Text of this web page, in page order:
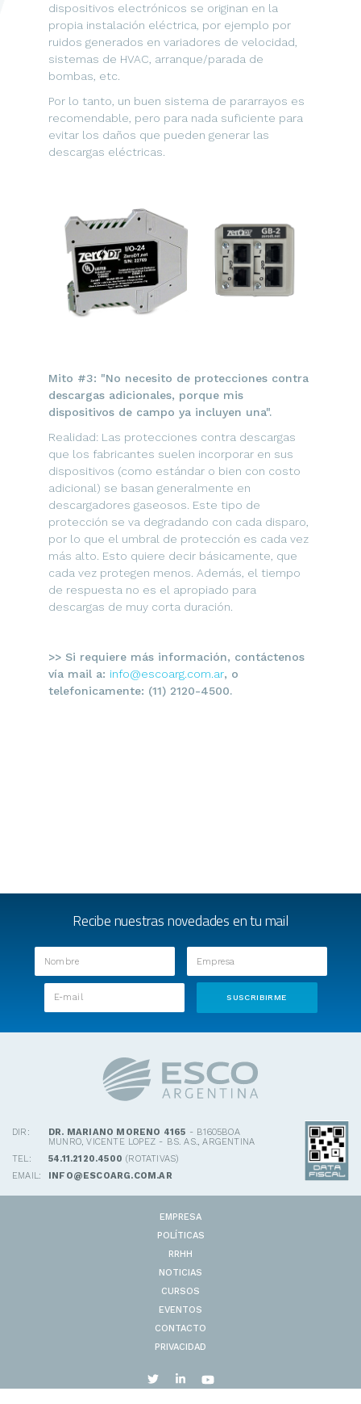
dispositivos electrónicos se originan en la
propia instalación eléctrica, por ejemplo por
ruidos generados en variadores de velocidad,
sistemas de HVAC, arranque/parada de
bombas, etc.
Por lo tanto, un buen sistema de pararrayos es
recomendable, pero para nada suficiente para
evitar los daños que pueden generar las
descargas eléctricas.
Mito #3: "No necesito de protecciones contra
descargas adicionales, porque mis
dispositivos de campo ya incluyen una".
Realidad: Las protecciones contra descargas
que los fabricantes suelen incorporar en sus
dispositivos (como estándar o bien con costo
adicional) se basan generalmente en
descargadores gaseosos. Este tipo de
protección se va degradando con cada disparo,
por lo que el umbral de protección es cada vez
más alto. Esto quiere decir básicamente, que
cada vez protegen menos. Además, el tiempo
de respuesta no es el apropiado para
descargas de muy corta duración.
>> Si requiere más información, contáctenos
vía mail a: info@escoarg.com.ar, o
telefonicamente: (11) 2120-4500.
Recibe nuestras novedades en tu mail
DIR: DR. MARIANO MORENO 4165 - B1605BOA
MUNRO, VICENTE LOPEZ - BS. AS., ARGENTINA
TEL:
54.11.2120.4500 (ROTATIVAS)
EMAIL:
INFO@ESCOARG.COM.AR
EMPRESA
POLÍTICAS
RRHH
NOTICIAS
CURSOS
EVENTOS
CONTACTO
PRIVACIDAD